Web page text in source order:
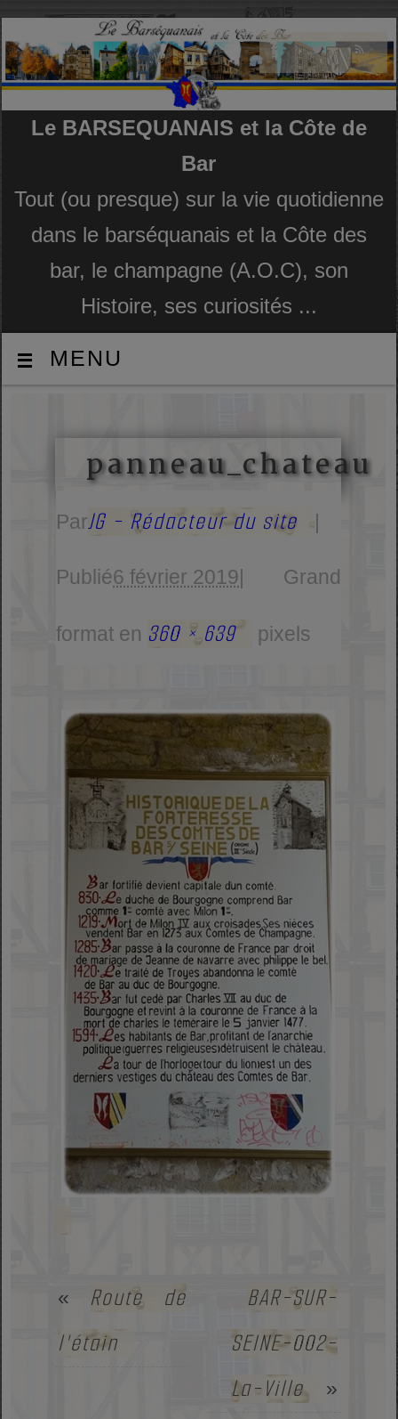
Le BARSEQUANAIS et la Côte de
Bar
Tout (ou presque) sur la vie quotidienne
dans le barséquanais et la Côte des
bar, le champagne (A.O.C), son
Histoire, ses curiosités ...
MENU
panneau_chateau
ParJG - Rédacteur du site
Publié6 février 2019 Grand
format en 360 × 639 pixels
« Route de
l'étain
BAR-SUR-
SEINE-002-
La-Ville
»